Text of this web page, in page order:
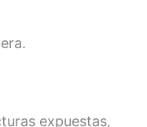
expuestas,